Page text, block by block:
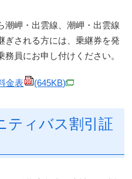
潮岬・出雲線、潮岬・出雲線
ぎされる方には、乗継券を発
員にお申し付けください。
金表 (645KB)
ティバス割引証